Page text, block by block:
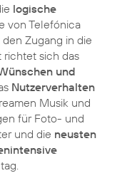
logische
von Telefónica
Zugang in die
richtet sich das
und
Nutzerverhalten
Musik und
für Foto- und
und die neusten